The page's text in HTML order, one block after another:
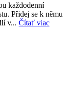
každodenní
Přidej se k němu
v... Čítať viac